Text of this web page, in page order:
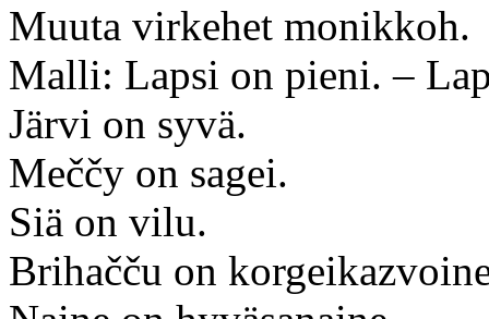
Muuta virkehet monikkoh.
Malli: Lapsi on pieni. –
Järvi on syvä.
Meččy on sagei.
Siä on vilu.
Brihačču on